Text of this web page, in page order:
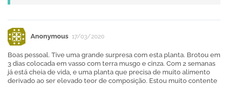
Anonymous 17/03/2020
Boas pessoal. Tive uma grande surpresa com esta planta. Brotou em
3 dias colocada em vasso com terra musgo e cinza. Com 2 semanas
já está cheia de vida, e uma planta que precisa de muito alimento
derivado ao ser elevado teor de composição. Estou muito contente